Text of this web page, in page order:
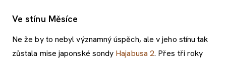
Ve stínu Měsíce
Ne že by to nebyl významný úspěch, ale v jeho stínu tak
zůstala mise japonské sondy Hajabusa 2. Přes tři roky